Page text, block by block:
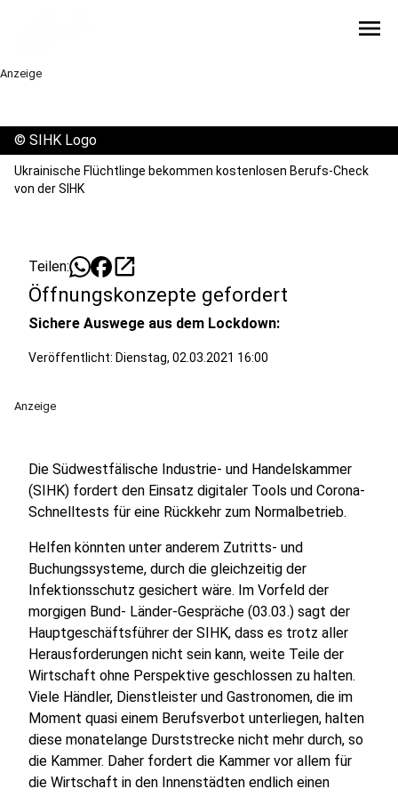
menu
Anzeige
© SIHK Logo
Ukrainische Flüchtlinge bekommen kostenlosen Berufs-Check
von der SIHK
Teilen: open_in_new
Öffnungskonzepte gefordert
Sichere Auswege aus dem Lockdown:
Veröffentlicht: Dienstag, 02.03.2021 16:00
Anzeige
Die Südwestfälische Industrie- und Handelskammer
(SIHK) fordert den Einsatz digitaler Tools und Corona-
Schnelltests für eine Rückkehr zum Normalbetrieb.
Helfen könnten unter anderem Zutritts- und
Buchungssysteme, durch die gleichzeitig der
Infektionsschutz gesichert wäre. Im Vorfeld der
morgigen Bund- Länder-Gespräche (03.03.) sagt der
Hauptgeschäftsführer der SIHK, dass es trotz aller
Herausforderungen nicht sein kann, weite Teile der
Wirtschaft ohne Perspektive geschlossen zu halten.
Viele Händler, Dienstleister und Gastronomen, die im
Moment quasi einem Berufsverbot unterliegen, halten
diese monatelange Durststrecke nicht mehr durch, so
die Kammer. Daher fordert die Kammer vor allem für
die Wirtschaft in den Innenstädten endlich einen